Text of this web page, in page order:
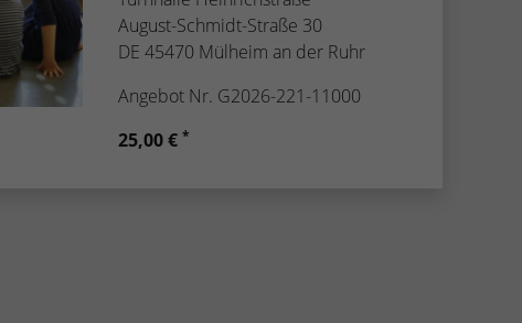
August-Schmidt-Straße 30
DE 45470 Mülheim an der Ruhr
Angebot Nr. G2026-221-11000
25,00 € *